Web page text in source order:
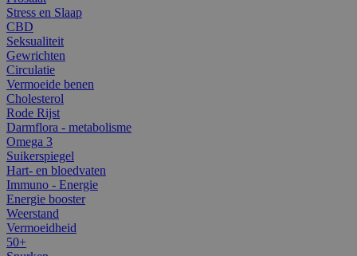
Stress en Slaap
CBD
Seksualiteit
Gewrichten
Circulatie
Vermoeide benen
Cholesterol
Rode Rijst
Darmflora - metabolisme
Omega 3
Suikerspiegel
Hart- en bloedvaten
Immuno - Energie
Energie booster
Weerstand
Vermoeidheid
50+